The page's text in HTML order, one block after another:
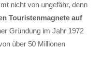
nicht von ungefähr, denn
Touristenmagnete auf
Gründung im Jahr 1972
über 50 Millionen